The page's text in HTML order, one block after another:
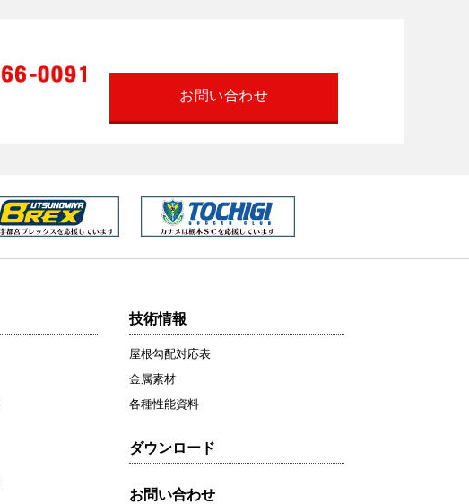
お問い合わせ
技術情報
屋根勾配対応表
金属素材
各種性能資料
ダウンロード
お問い合わせ